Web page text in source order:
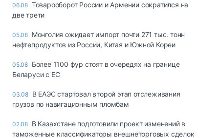
06.08 Товарооборот России и Армении сократился на
две трети
05.08 Монголия ожидает импорт почти 271 тыс. тонн
нефтепродуктов из России, Китая и Южной Кореи
05.08 Более 1100 фур стоят в очередях на границе
Беларуси с ЕС
03.08 В ЕАЭС стартовал второй этап отслеживания
грузов по навигационным пломбам
02.08 В Казахстане подготовили проект изменений в
таможенные классификаторы внешнеторговых сделок